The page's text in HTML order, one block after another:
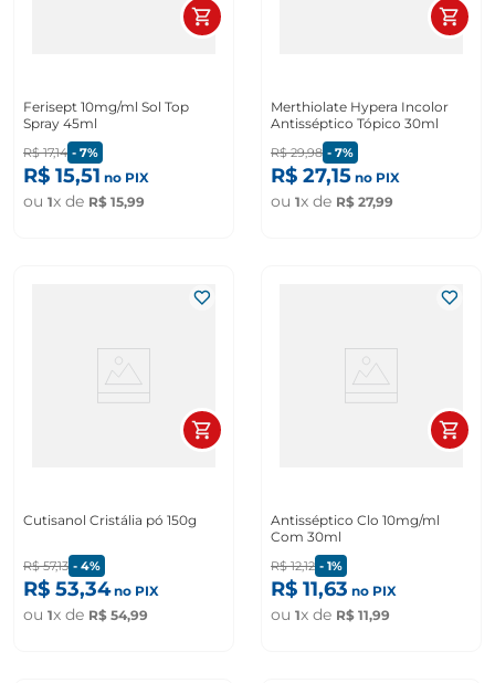
Ferisept 10mg/ml Sol Top
Spray 45ml
R$ 17,14 - 7%
R$ 15,51 no PIX
ou 1x de R$ 15,99
Merthiolate Hypera Incolor
Antisséptico Tópico 30ml
R$ 29,98 - 7%
R$ 27,15 no PIX
ou 1x de R$ 27,99
Cutisanol Cristália pó 150g
R$ 57,13 - 4%
R$ 53,34no PIX
ou 1x de R$ 54,99
Antisséptico Clo 10mg/ml
Com 30ml
R$ 12,12 - 1%
R$ 11,63 no PIX
ou 1x de R$ 11,99